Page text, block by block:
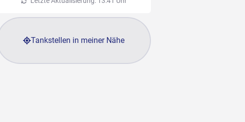
Tankstellen in meiner Nähe